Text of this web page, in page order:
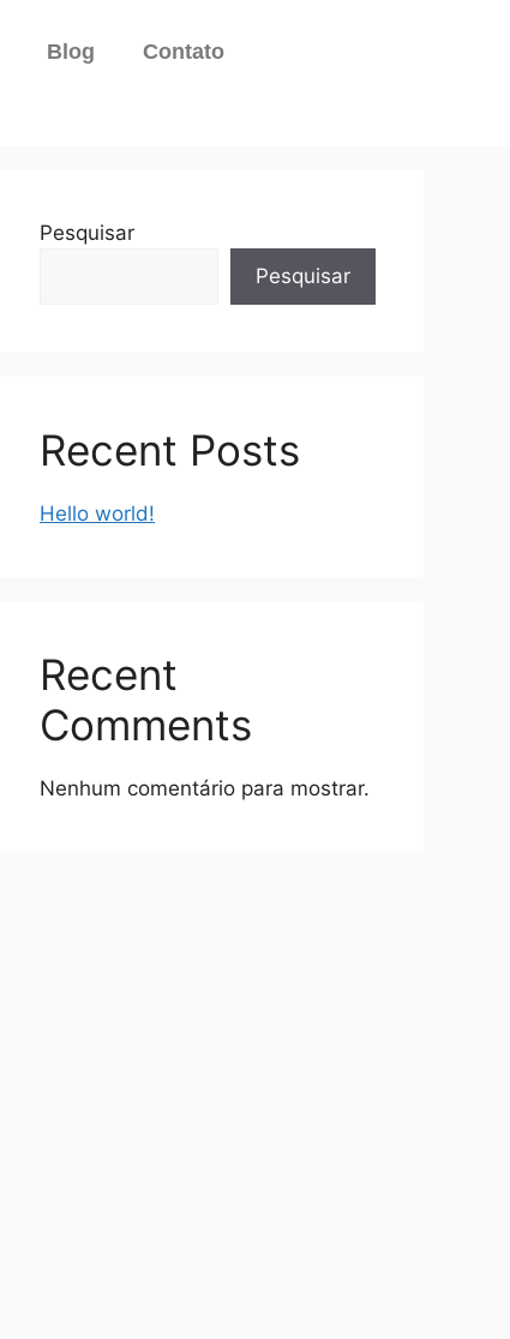
Blog Contato
Pesquisar
Pesquisar
Recent Posts
Hello world!
Recent
Comments
Nenhum comentário para mostrar.